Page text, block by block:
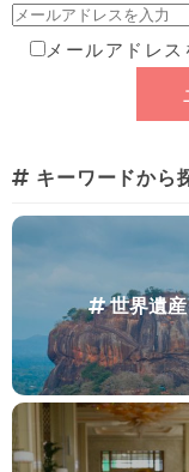
メールアドレ
キーワードから
世界遺産